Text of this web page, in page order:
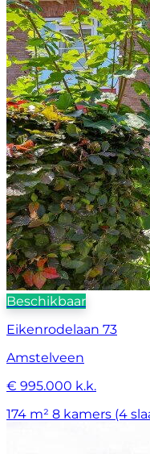
Beschikbaar
Eikenrodelaan 73
Amstelveen
€ 995.000 k.k.
174 m² 8 kamers (4